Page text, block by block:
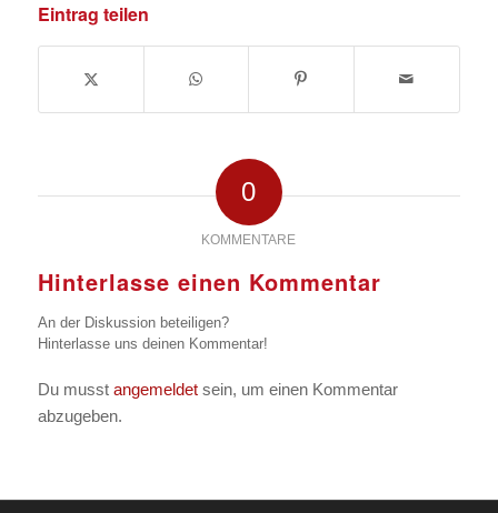
Eintrag teilen
0
KOMMENTARE
Hinterlasse einen Kommentar
An der Diskussion beteiligen?
Hinterlasse uns deinen Kommentar!
Du musst angemeldetsein, um einen Kommentar
abzugeben.